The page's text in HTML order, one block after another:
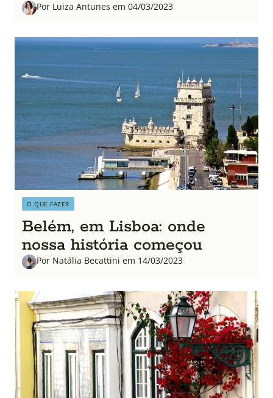
Por Luiza Antunes em 04/03/2023
O QUE FAZER
Belém, em Lisboa: onde
nossa história começou
Por Natália Becattini em 14/03/2023